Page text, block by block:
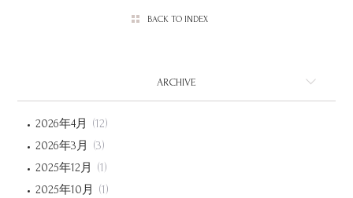
BACK TO INDEX
ARCHIVE
2026年4月
(12)
2026年3月
(3)
2025年12月
(1)
2025年10月
(1)